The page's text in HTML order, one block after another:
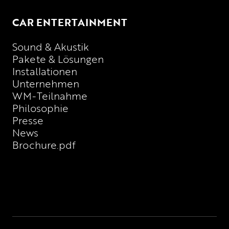
CAR ENTERTAINMENT
Sound & Akustik
Pakete & Lösungen
Installationen
Unternehmen
WM-Teilnahme
Philosophie
Presse
News
Brochure.pdf